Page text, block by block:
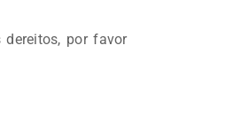
dereitos, por favor